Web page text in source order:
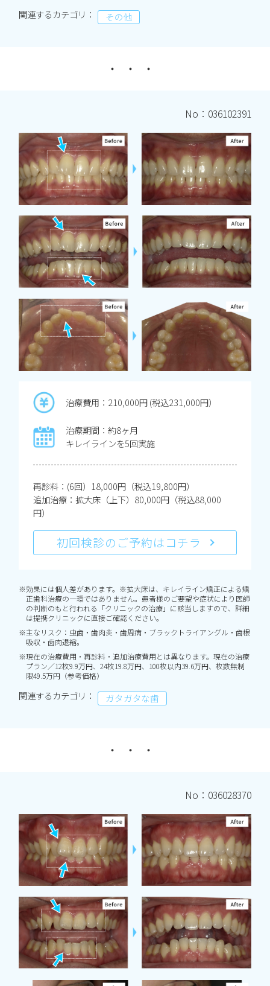
関連するカテゴリ： その他
No：036102391
治療費用：210,000円 (税込231,000円）
治療期間：約8ヶ月
キレイラインを5回実施
再診料：(6回）18,000円（税込19,800円）
追加治療：拡大床（上下）80,000円（税込88,000
円）
初回検診のご予約はコチラ
※効果には個人差があります。※拡大床は、キレイライン矯正による矯
正歯科治療の一環ではありません。患者様のご要望や症状により医師
の判断のもと行われる「クリニックの治療」に該当しますので、詳細
は提携クリニックに直接ご確認ください。
※主なリスク：虫歯・歯肉炎・歯周病・ブラックトライアングル・歯根
吸収・歯肉退縮。
※現在の治療費用・再診料・追加治療費用とは異なります。現在の治療
プラン／12枚9.9万円、24枚19.8万円、100枚以内39.6万円、枚数無制
限49.5万円（参考価格）
関連するカテゴリ： ガタガタな歯
No：036028370